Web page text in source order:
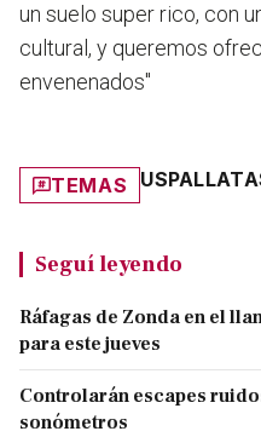
un suelo super rico, con
cultural, y queremos
envenenados"
TEMAS USPALLATA
Seguí leyendo
Ráfagas de Zonda en el
para este jueves
Controlarán escapes
sonómetros